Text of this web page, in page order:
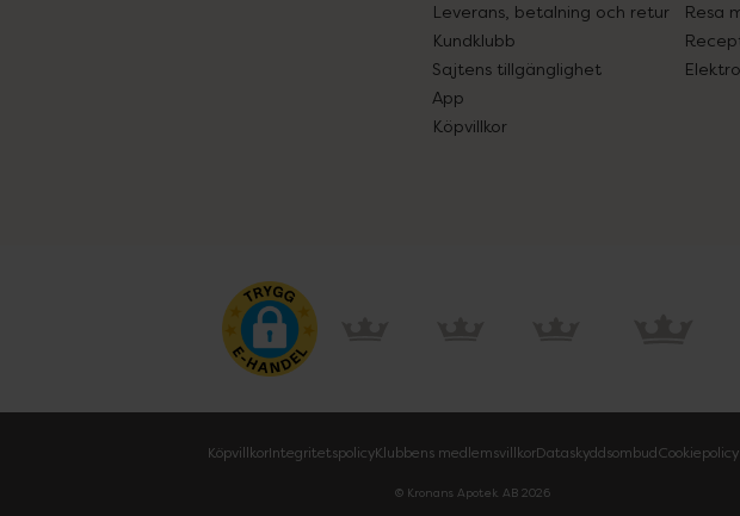
Leverans, betalning och retur
Kundklubb
Sajtens tillgänglighet
App
Köpvillkor
Resa
KöpvillkorIntegritetspolicyKlubbens medlemsvillkorDataskyddsombudCookiepolicy
© Kronans Apotek AB 2026